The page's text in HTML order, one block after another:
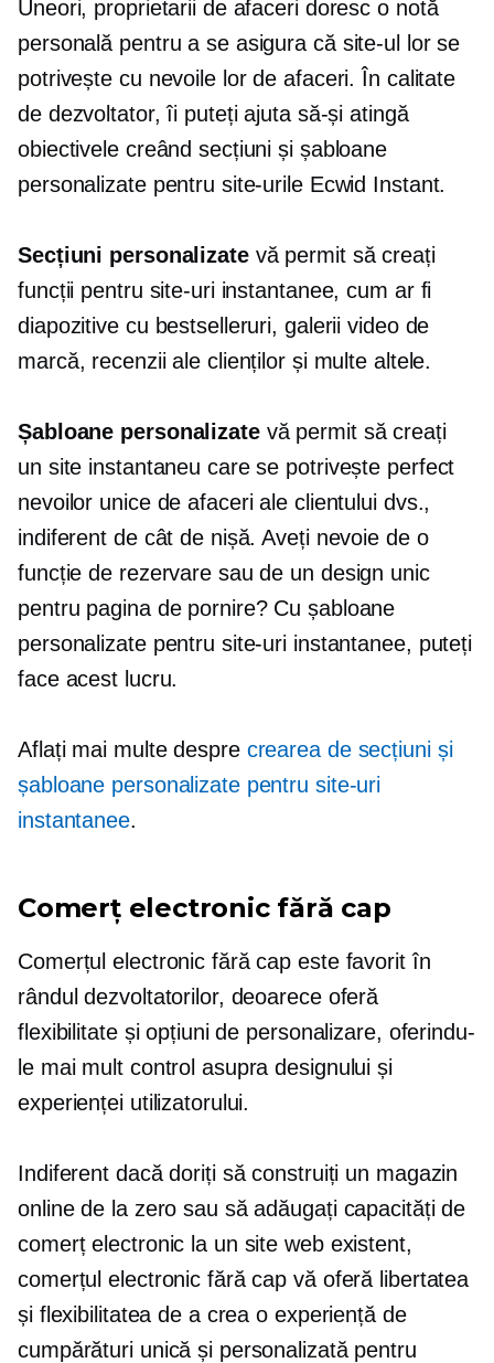
Uneori, proprietarii de afaceri doresc o notă
personală pentru a se asigura că site-ul lor se
potrivește cu nevoile lor de afaceri. În calitate
de dezvoltator, îi puteți ajuta să-și atingă
obiectivele creând secțiuni și șabloane
personalizate pentru site-urile Ecwid Instant.
Secțiuni personalizatevă permit să creați
funcții pentru site-uri instantanee, cum ar fi
diapozitive cu bestselleruri, galerii video de
marcă, recenzii ale clienților și multe altele.
Șabloane personalizatevă permit să creați
un site instantaneu care se potrivește perfect
nevoilor unice de afaceri ale clientului dvs.,
indiferent de cât de nișă. Aveți nevoie de o
funcție de rezervare sau de un design unic
pentru pagina de pornire? Cu șabloane
personalizate pentru site-uri instantanee, puteți
face acest lucru.
Aflați mai multe despre crearea de secțiuni și
șabloane personalizate pentru site-uri
instantanee.
Comerț electronic fără cap
Comerțul electronic fără cap este favorit în
rândul dezvoltatorilor, deoarece oferă
flexibilitate și opțiuni de personalizare, oferindu-
le mai mult control asupra designului și
experienței utilizatorului.
Indiferent dacă doriți să construiți un magazin
online de la zero sau să adăugați capacități de
comerț electronic la un site web existent,
comerțul electronic fără cap vă oferă libertatea
și flexibilitatea de a crea o experiență de
cumpărături unică și personalizată pentru